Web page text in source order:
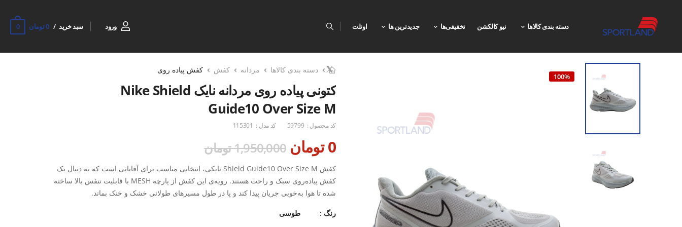
دسته بندی کالاها نیو کالکشن تخفیفی‌ها جدیدترین ها اوتلت ورود سبد خرید 0 تومان 0
100%
دسته بندی کالاها مردانه کفش کفش پیاده روی
کتونی پیاده روی مردانه نایک Nike Shield
Guide10 Over Size M
کد محصول : 59799 کد مدل : 115301
0 تومان 1,950,000 تومان
کفش Shield Guide10 Over Size M نایکی، انتخابی مناسب برای آقایانی است که به دنبال یک
کفش پیاده‌روی سبک و راحت هستند. رویه‌ی این کفش از پارچه MESH با قابلیت تنفس بالا ساخته
شده تا هوا به‌خوبی جریان پیدا کند و پا در طول مسیرهای طولانی خشک و خنک بماند.
رنگ : طوسی